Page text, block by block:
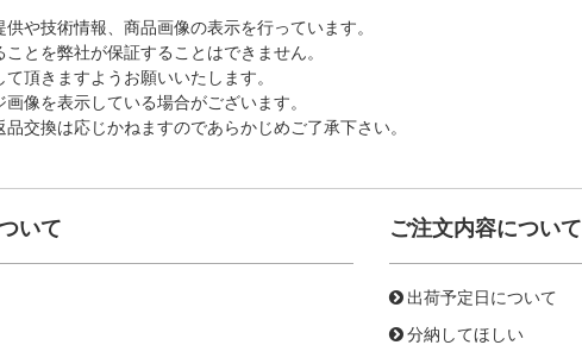
や技術情報、商品画像の表示を行っています。
とを弊社が保証することはできません。
頂きますようお願いいたします。
像を表示している場合がございます。
交換は応じかねますのであらかじめご了承下さい。
いて ご注文内容について
出荷予定日について
分納してほしい